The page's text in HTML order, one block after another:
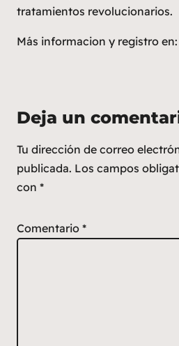
tratamientos revolucionarios.
Más informacion y registro en:
Deja un
Tu dirección de correo
publicada. Los campos
con *
Comentario *